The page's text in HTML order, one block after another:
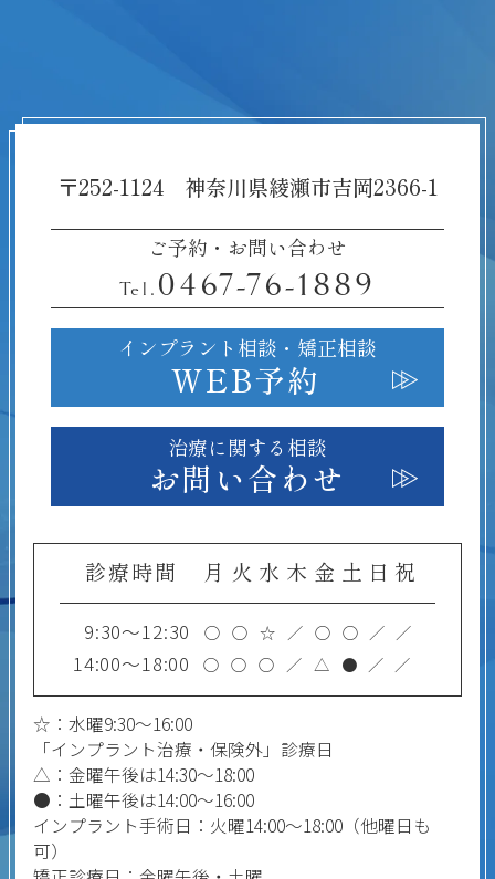
〒252-1124 神奈川県綾瀬市吉岡2366-1
ご予約・お問い合わせ
Tel. 0467-76-1889
インプラント相談・ 矯正相談
WEB予約
治療に関する相談
お問い合わせ
診療時間 月 火 水 木 金 土 日 祝
9:30～12:30 ○ ○ ☆ ／ ○ ○ ／ ／
14:00～18:00 ○ ○ ○ ／ △ ● ／ ／
☆：水曜9:30～16:00
「インプラント治療・保険外」診療日
△：金曜午後は14:30～18:00
●：土曜午後は14:00～16:00
インプラント手術日：火曜14:00～18:00（他曜日も
可）